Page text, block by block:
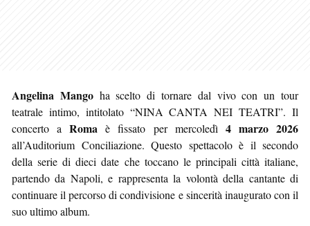
Angelina Mangoha scelto di tornare dal vivo con un tour
teatrale intimo, intitolato “NINA CANTA NEI TEATRI”. Il
concerto aRoma è fissato per mercoledì 4 marzo 2026
all’Auditorium Conciliazione. Questo spettacolo è il secondo
della serie di dieci date che toccano le principali città italiane,
partendo da Napoli, e rappresenta la volontà della cantante di
continuare il percorso di condivisione e sincerità inaugurato con il
suo ultimo album.